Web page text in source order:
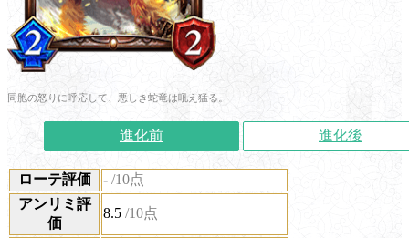
同胞の怒りに呼応して、悪しき蛇竜は吼え猛る。
進化前 進化後
ローテ評価 - /10点
アンリミ評
価
8.5 /10点